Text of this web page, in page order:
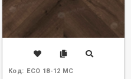
Код: ECO 18-12 MC